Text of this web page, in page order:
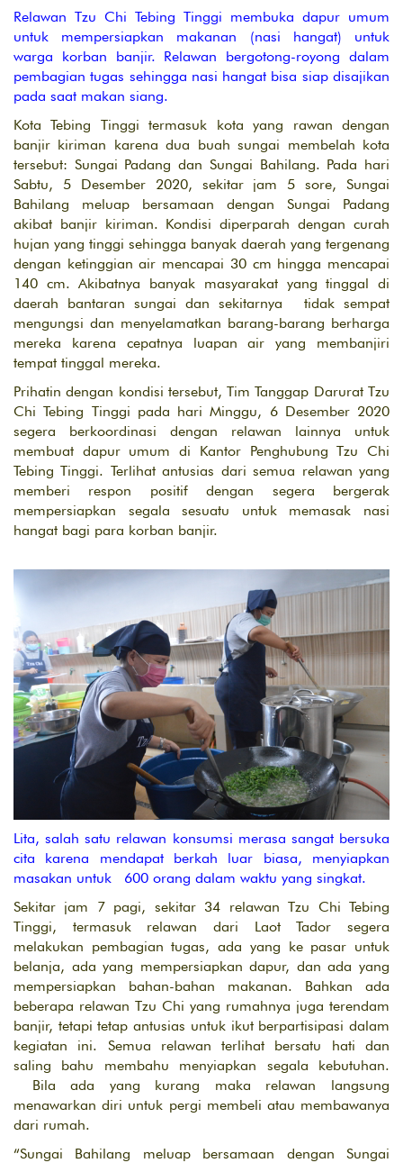
Relawan Tzu Chi Tebing Tinggi membuka dapur umum
untuk mempersiapkan makanan (nasi hangat) untuk
warga korban banjir. Relawan bergotong-royong dalam
pembagian tugas sehingga nasi hangat bisa siap disajikan
pada saat makan siang.
Kota Tebing Tinggi termasuk kota yang rawan dengan
banjir kiriman karena dua buah sungai membelah kota
tersebut: Sungai Padang dan Sungai Bahilang. Pada hari
Sabtu, 5 Desember 2020, sekitar jam 5 sore, Sungai
Bahilang meluap bersamaan dengan Sungai Padang
akibat banjir kiriman. Kondisi diperparah dengan curah
hujan yang tinggi sehingga banyak daerah yang tergenang
dengan ketinggian air mencapai 30 cm hingga mencapai
140 cm. Akibatnya banyak masyarakat yang tinggal di
daerah bantaran sungai dan sekitarnya tidak sempat
mengungsi dan menyelamatkan barang-barang berharga
mereka karena cepatnya luapan air yang membanjiri
tempat tinggal mereka.
Prihatin dengan kondisi tersebut, Tim Tanggap Darurat Tzu
Chi Tebing Tinggi pada hari Minggu, 6 Desember 2020
segera berkoordinasi dengan relawan lainnya untuk
membuat dapur umum di Kantor Penghubung Tzu Chi
Tebing Tinggi. Terlihat antusias dari semua relawan yang
memberi respon positif dengan segera bergerak
mempersiapkan segala sesuatu untuk memasak nasi
hangat bagi para korban banjir.
Lita, salah satu relawan konsumsi merasa sangat bersuka
cita karena mendapat berkah luar biasa, menyiapkan
masakan untuk 600 orang dalam waktu yang singkat.
Sekitar jam 7 pagi, sekitar 34 relawan Tzu Chi Tebing
Tinggi, termasuk relawan dari Laot Tador segera
melakukan pembagian tugas, ada yang ke pasar untuk
belanja, ada yang mempersiapkan dapur, dan ada yang
mempersiapkan bahan-bahan makanan. Bahkan ada
beberapa relawan Tzu Chi yang rumahnya juga terendam
banjir, tetapi tetap antusias untuk ikut berpartisipasi dalam
kegiatan ini. Semua relawan terlihat bersatu hati dan
saling bahu membahu menyiapkan segala kebutuhan.
Bila ada yang kurang maka relawan langsung
menawarkan diri untuk pergi membeli atau membawanya
dari rumah.
“Sungai Bahilang meluap bersamaan dengan Sungai